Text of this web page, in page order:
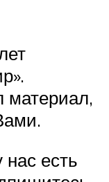
материал,
есть